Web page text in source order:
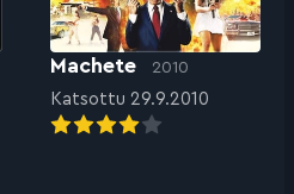
Machete 2010
Katsottu 29.9.2010